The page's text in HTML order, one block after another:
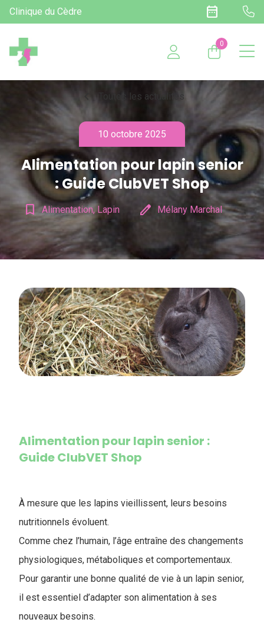
Clinique du Cèdre date_range
0
chevron_left Toutes les actualités
10 octobre 2025
Alimentation pour lapin senior
: Guide ClubVET Shop
bookmark_border Alimentation, Lapin edit Mélany Marchal
Alimentation pour lapin senior :
Guide ClubVET Shop
À mesure que les lapins vieillissent, leurs besoins
nutritionnels évoluent.
Comme chez l’humain, l’âge entraîne des changements
physiologiques, métaboliques et comportementaux.
Pour garantir une bonne qualité de vie à un lapin senior,
il est essentiel d’adapter son alimentation à ses
nouveaux besoins.